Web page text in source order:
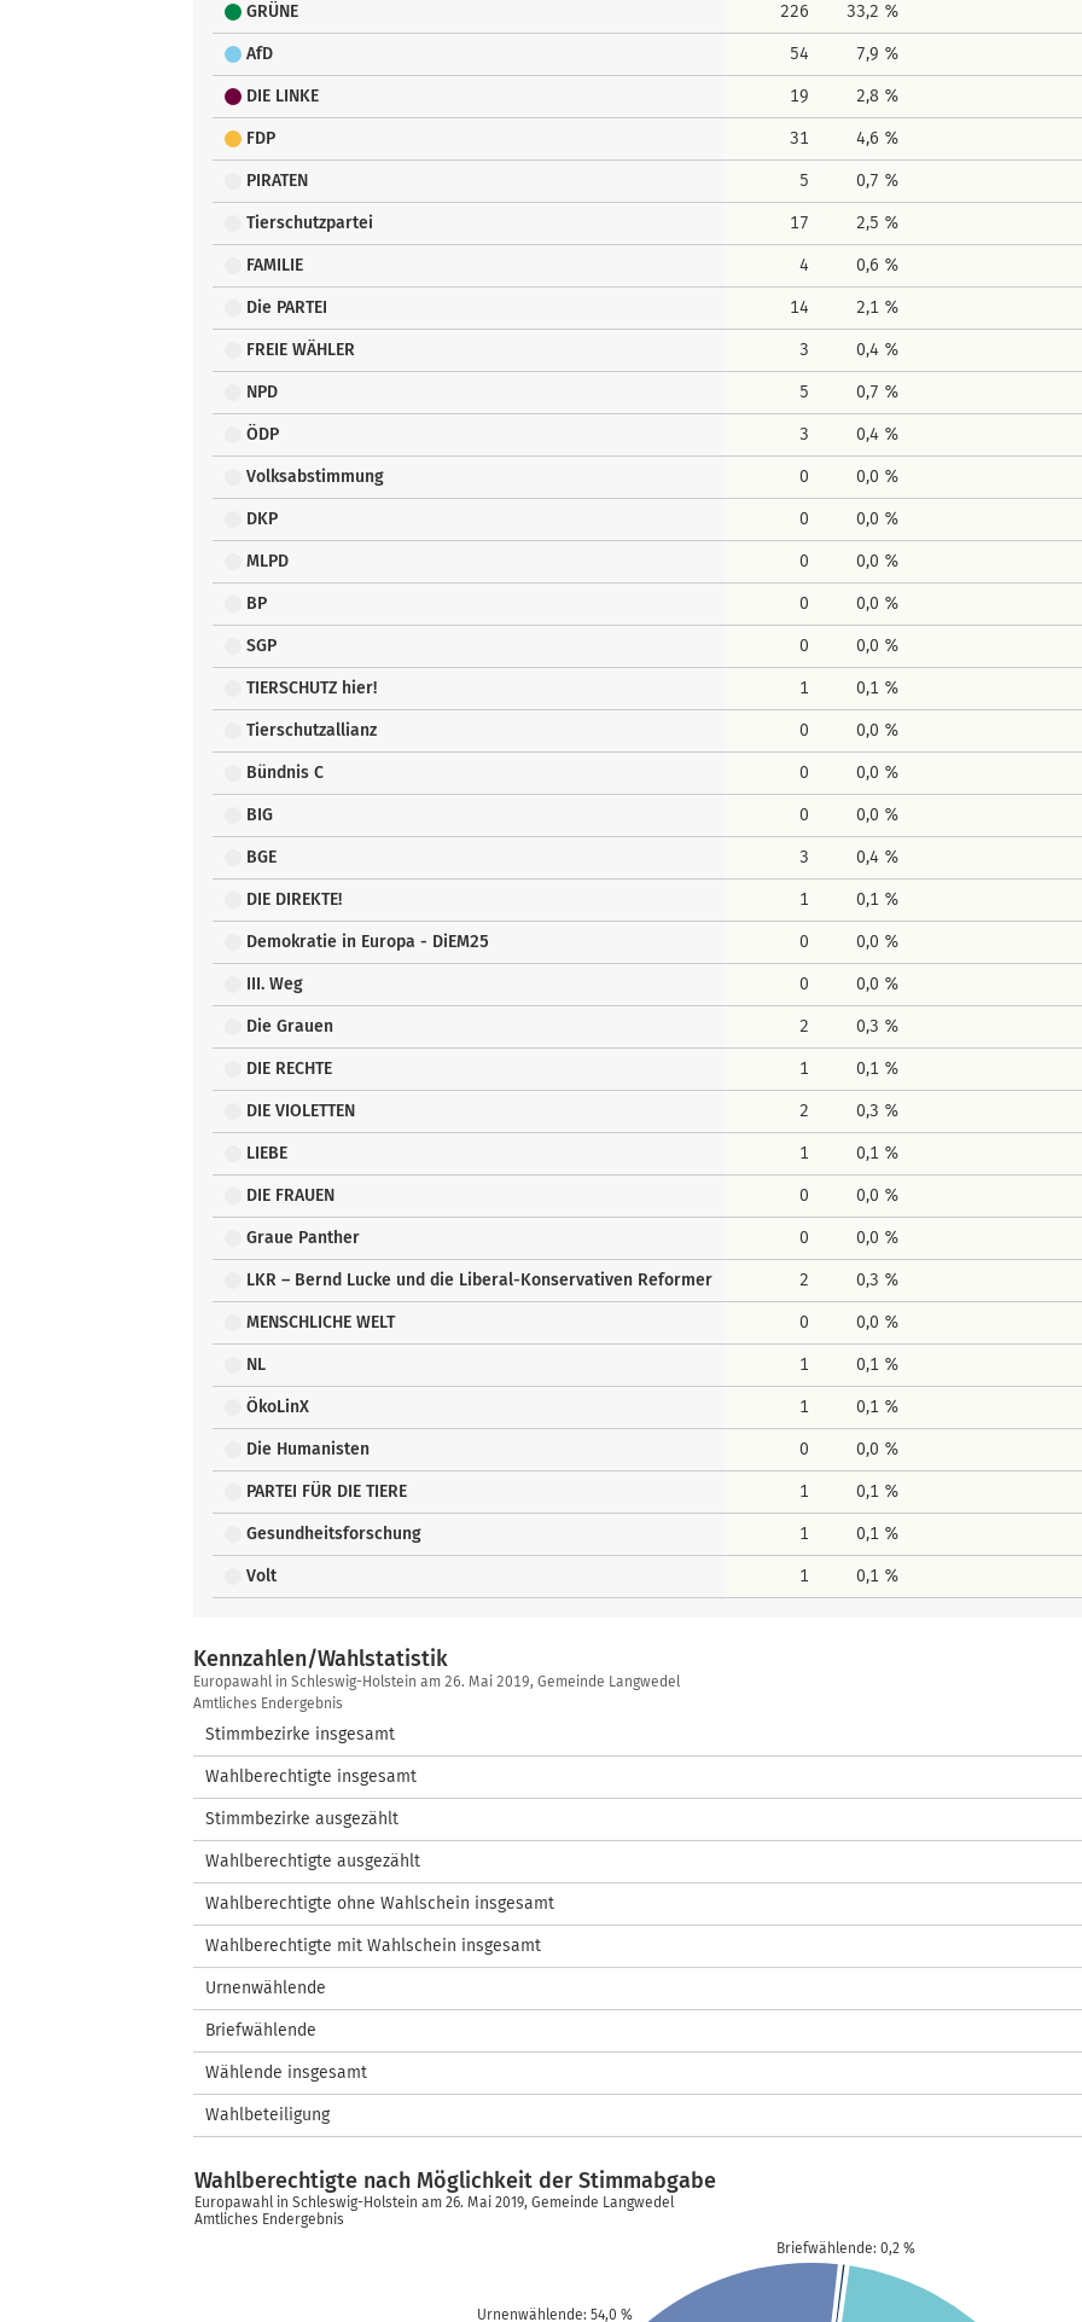
GRÜNE 226 33,2 %
AfD 54 7,9 %
DIE LINKE 19 2,8 %
FDP 31 4,6 %
PIRATEN 5 0,7 %
Tierschutzpartei 17 2,5 %
FAMILIE 4 0,6 %
Die PARTEI 14 2,1 %
FREIE WÄHLER 3 0,4 %
NPD 5 0,7 %
ÖDP 3 0,4 %
Volksabstimmung 0 0,0 %
DKP 0 0,0 %
MLPD 0 0,0 %
BP 0 0,0 %
SGP 0 0,0 %
TIERSCHUTZ hier! 1 0,1 %
Tierschutzallianz 0 0,0 %
Bündnis C 0 0,0 %
BIG 0 0,0 %
BGE 3 0,4 %
DIE DIREKTE! 1 0,1 %
Demokratie in Europa - DiEM25 0 0,0 %
III. Weg 0 0,0 %
Die Grauen 2 0,3 %
DIE RECHTE 1 0,1 %
DIE VIOLETTEN 2 0,3 %
LIEBE 1 0,1 %
DIE FRAUEN 0 0,0 %
Graue Panther 0 0,0 %
LKR – Bernd Lucke und die Liberal-Konservativen Reformer 2 0,3 %
MENSCHLICHE WELT 0 0,0 %
NL 1 0,1 %
ÖkoLinX 1 0,1 %
Die Humanisten 0 0,0 %
PARTEI FÜR DIE TIERE 1 0,1 %
Gesundheitsforschung 1 0,1 %
Volt 1 0,1 %
Kennzahlen/Wahlstatistik
Kennzahlen/Wahlstatistik
Europawahl in Schleswig-Holstein am 26. Mai 2019, Gemeinde Langwedel
Amtliches Endergebnis
Stimmbezirke insgesamt
Wahlberechtigte insgesamt
Stimmbezirke ausgezählt
Wahlberechtigte ausgezählt
Wahlberechtigte ohne Wahlschein insgesamt
Wahlberechtigte mit Wahlschein insgesamt
Urnenwählende
Briefwählende
Wählende insgesamt
Wahlbeteiligung
Urnenwählende: 54,0 %
Briefwählende: 0,2 %
Wahlberechtigte nach Möglichkeit der Stimmabgabe
Europawahl in Schleswig-Holstein am 26. Mai 2019, Gemeinde Langwedel
Amtliches Endergebnis